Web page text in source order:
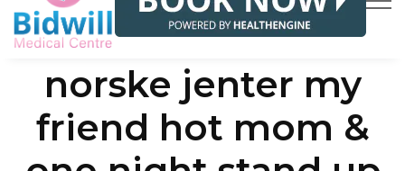
Skip
the
Categories
Uncategorized
Bilder av nakne
norske jenter my
friend hot mom &